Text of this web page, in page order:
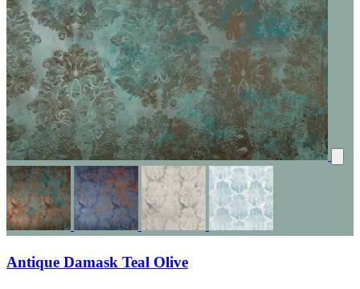
Antique Damask Teal Olive